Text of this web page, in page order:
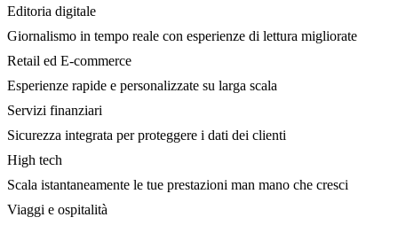
Editoria digitale
Giornalismo in tempo reale con esperienze di lettura migliorate
Retail ed E-commerce
Esperienze rapide e personalizzate su larga scala
Servizi finanziari
Sicurezza integrata per proteggere i dati dei clienti
High tech
Scala istantaneamente le tue prestazioni man mano che cresci
Viaggi e ospitalità